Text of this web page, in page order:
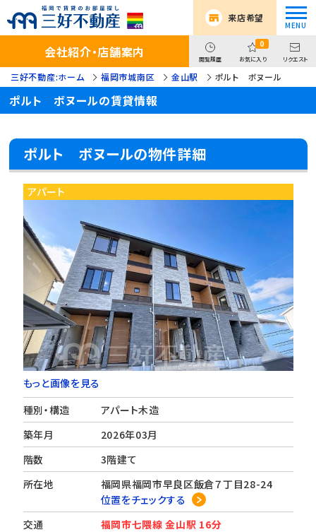
来店希望
会社紹介・店舗案内 閲覧履歴
0
お気に入り リクエスト
三好不動産:ホーム 福岡市城南区 金山駅 ポルト ボヌール
ポルト ボヌールの賃貸情報
ポルト ボヌールの物件詳細
アパート
もっと画像を見る
種別・構造
アパート木造
築年月
2026年03月
階数
3階建て
所在地
福岡県福岡市早良区飯倉７丁目28-24
位置をチェックする
交通
福岡市七隈線 金山駅 16分